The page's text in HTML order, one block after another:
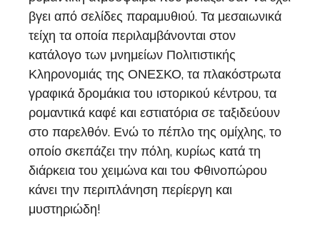
βγει από σελίδες παραμυθιού. Τα μεσαιωνικά
τείχη τα οποία περιλαμβάνονται στον
κατάλογο των μνημείων Πολιτιστικής
Κληρονομιάς της ΟΝΕΣΚΟ, τα πλακόστρωτα
γραφικά δρομάκια του ιστορικού κέντρου, τα
ρομαντικά καφέ και εστιατόρια σε ταξιδεύουν
στο παρελθόν. Ενώ το πέπλο της ομίχλης, το
οποίο σκεπάζει την πόλη, κυρίως κατά τη
διάρκεια του χειμώνα και του Φθινοπώρου
κάνει την περιπλάνηση περίεργη και
μυστηριώδη!